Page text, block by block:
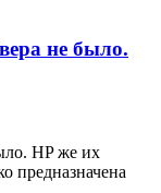
не было.
HP же их
предназначена